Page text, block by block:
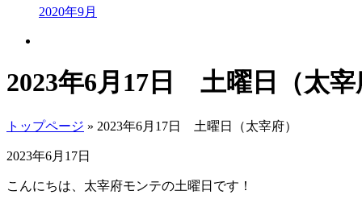
2020年9月
2023年6月17日 土曜日（太宰
トップページ » 2023年6月17日 土曜日（太宰府）
2023年6月17日
こんにちは、太宰府モンテの土曜日です！